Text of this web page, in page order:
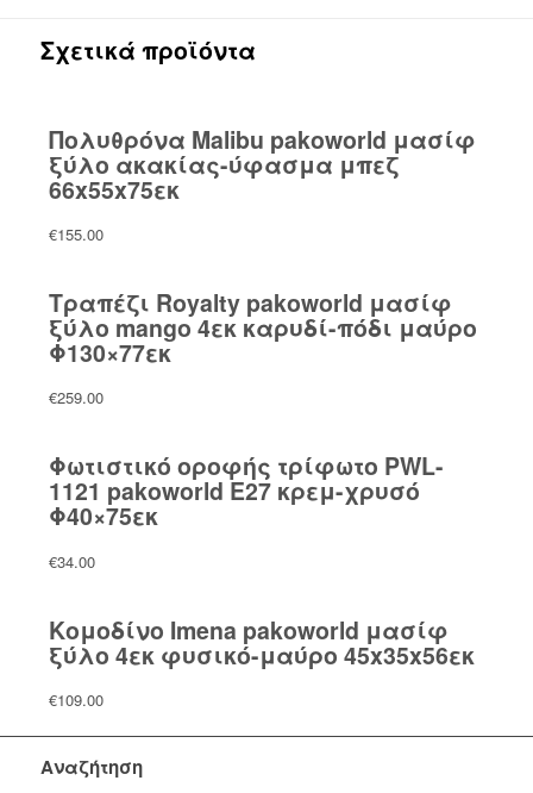
Σχετικά προϊόντα
Πολυθρόνα Malibu pakoworld μασίφ
ξύλο ακακίας-ύφασμα μπεζ
66x55x75εκ
€155.00
Τραπέζι Royalty pakoworld μασίφ
ξύλο mango 4εκ καρυδί-πόδι μαύρο
Φ130×77εκ
€259.00
Φωτιστικό οροφής τρίφωτο PWL-
1121 pakoworld Ε27 κρεμ-χρυσό
Φ40×75εκ
€34.00
Κομοδίνο Imena pakoworld μασίφ
ξύλο 4εκ φυσικό-μαύρο 45x35x56εκ
€109.00
Αναζήτηση